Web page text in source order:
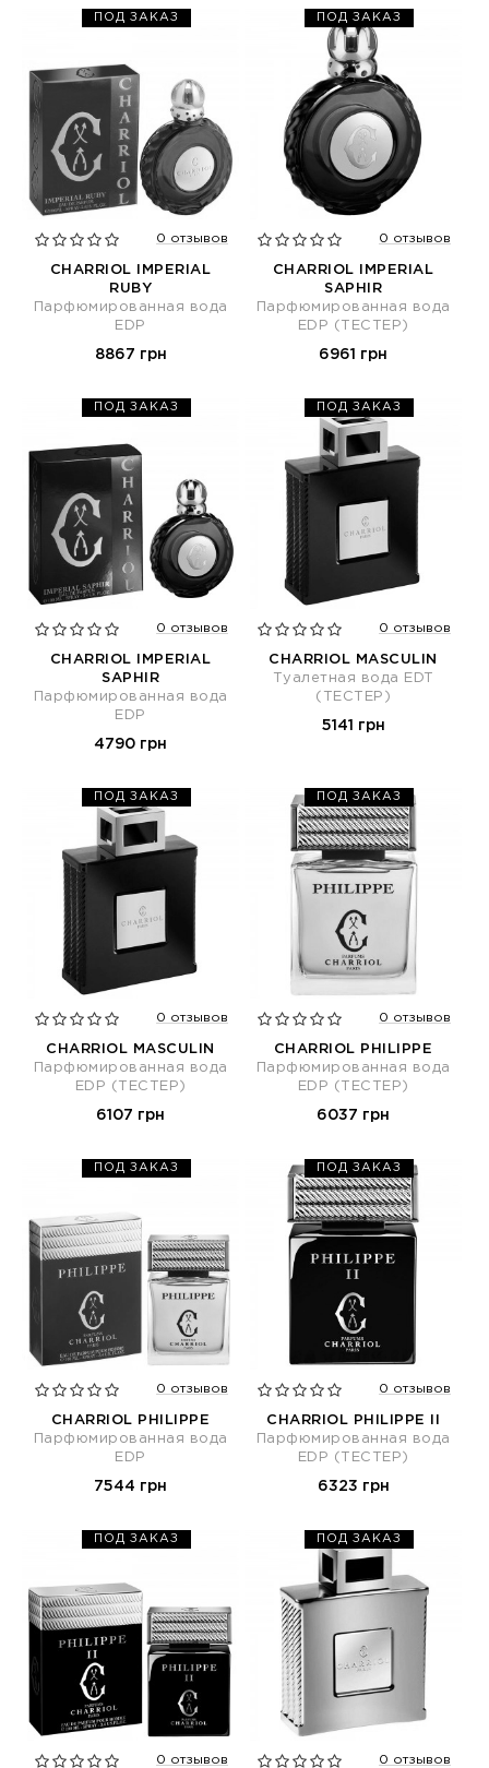
ПОД ЗАКАЗ
0 отзывов
CHARRIOL IMPERIAL
RUBY
Парфюмированная вода
EDP
8867 грн
ПОД ЗАКАЗ
0 отзывов
CHARRIOL IMPERIAL
SAPHIR
Парфюмированная вода
EDP (ТЕСТЕР)
6961 грн
ПОД ЗАКАЗ
0 отзывов
CHARRIOL IMPERIAL
SAPHIR
Парфюмированная вода
EDP
4790 грн
ПОД ЗАКАЗ
0 отзывов
CHARRIOL MASCULIN
Туалетная вода EDT
(ТЕСТЕР)
5141 грн
ПОД ЗАКАЗ
0 отзывов
CHARRIOL MASCULIN
Парфюмированная вода
EDP (ТЕСТЕР)
6107 грн
ПОД ЗАКАЗ
0 отзывов
CHARRIOL PHILIPPE
Парфюмированная вода
EDP (ТЕСТЕР)
6037 грн
ПОД ЗАКАЗ
0 отзывов
CHARRIOL PHILIPPE
Парфюмированная вода
EDP
7544 грн
ПОД ЗАКАЗ
0 отзывов
CHARRIOL PHILIPPE II
Парфюмированная вода
EDP (ТЕСТЕР)
6323 грн
ПОД ЗАКАЗ
0 отзывов
ПОД ЗАКАЗ
0 отзывов